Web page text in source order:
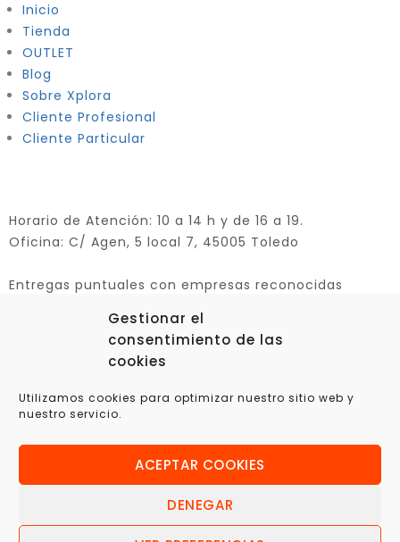
Gestionar el
consentimiento de las
cookies
Utilizamos cookies para optimizar nuestro sitio web y
nuestro servicio.
ACEPTAR COOKIES
DENEGAR
Inicio
Tienda
OUTLET
Blog
Sobre Xplora
Cliente Profesional
Cliente Particular
Horario de Atención: 10 a 14 h y de 16 a 19.
Oficina: C/ Agen, 5 local 7, 45005 Toledo
Entregas puntuales con empresas reconocidas
Tecnología